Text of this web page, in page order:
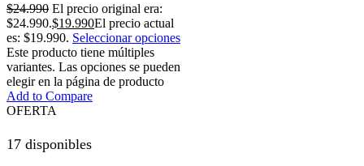
$24.990 El precio original era:
$24.990.$19.990El precio actual
es: $19.990. Seleccionar opciones
Este producto tiene múltiples
variantes. Las opciones se pueden
elegir en la página de producto
Add to Compare
OFERTA
17 disponibles